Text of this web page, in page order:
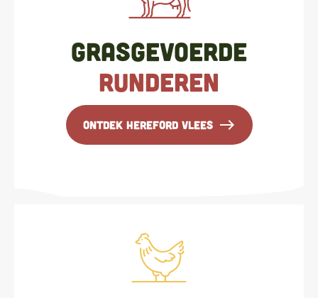
Grasgevoerde
runderen
Ontdek hereford vlees east